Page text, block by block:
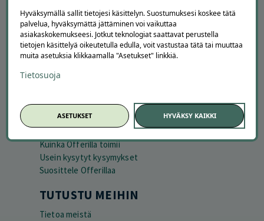
APUA JA NEUVOJA
Peruuta tilaus
Kuinka Offerilla toimii
Usein kysytyt kysymykset
Suosittele Offerillaa
TUTUSTU MEIHIN
Tietoa meistä
Hyväksymällä sallit tietojesi käsittelyn. Suostumuksesi koskee tätä
palvelua, hyväksymättä jättäminen voi vaikuttaa
asiakaskokemukseesi. Jotkut teknologiat saattavat perustella
tietojen käsittelyä oikeutetulla edulla, voit vastustaa tätä tai muuttaa
muita asetuksia klikkaamalla "Asetukset" linkkiä.
Tietosuoja
ASETUKSET HYVÄKSY KAIKKI